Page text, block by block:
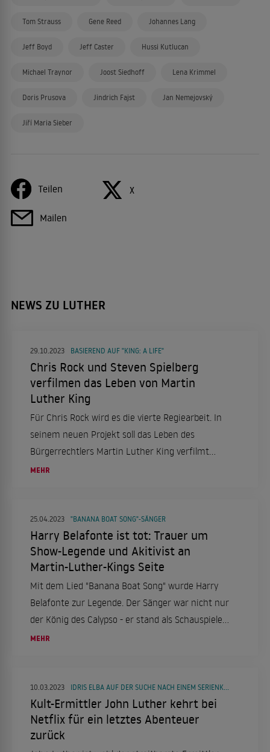
Tom Strauss Gene Reed Johannes Lang
Jeff Boyd Jeff Caster Hussi Kutlucan
Michael Traynor Joost Siedhoff Lena Krimmel
Doris Prusova Jindrich Fajst Jan Nemejovský
Jiří Maria Sieber
Teilen X
Mailen
NEWS ZU LUTHER
29.10.2023 BASIEREND AUF "KING: A LIFE"
Chris Rock und Steven Spielberg
verfilmen das Leben von Martin
Luther King
Für Chris Rock wird es die vierte Regiearbeit. In
seinem neuen Projekt soll das Leben des
Bürgerrechtlers Martin Luther King verfilmt
werden.
MEHR
25.04.2023 "BANANA BOAT SONG"-SÄNGER
Harry Belafonte ist tot: Trauer um
Show-Legende und Akitivist an
Martin-Luther-Kings Seite
Mit dem Lied "Banana Boat Song" wurde Harry
Belafonte zur Legende. Der Sänger war nicht nur
der König des Calypso - er stand als Schauspieler
vor der Kamera und kämpfte für
Jahren gestorben.
MEHR
10.03.2023
Kult-Ermittler John Luther kehrt bei
Netflix für ein letztes Abenteuer
zurück